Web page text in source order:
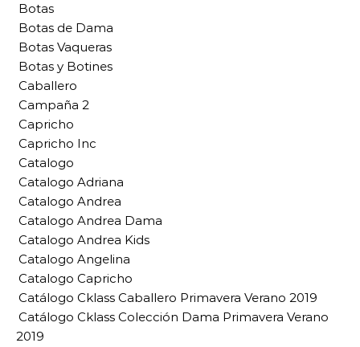
Botas
Botas de Dama
Botas Vaqueras
Botas y Botines
Caballero
Campaña 2
Capricho
Capricho Inc
Catalogo
Catalogo Adriana
Catalogo Andrea
Catalogo Andrea Dama
Catalogo Andrea Kids
Catalogo Angelina
Catalogo Capricho
Catálogo Cklass Caballero Primavera Verano 2019
Catálogo Cklass Colección Dama Primavera Verano
2019